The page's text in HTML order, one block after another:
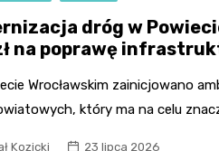
dróg w
na poprawę
Wrocławskim zainicjowano
który ma na celu
Kozicki 23 lipca 2026